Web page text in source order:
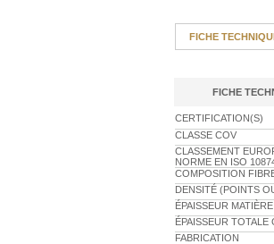
FICHE
FICHE
CERTIFICATION(S)
CLASSE COV
CLASSEMENT
NORME EN ISO
COMPOSITION
DENSITÉ (POINTS
ÉPAISSEUR
ÉPAISSEUR TOTALE
FABRICATION